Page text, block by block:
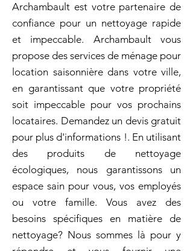
Archambault est votre partenaire de
confiance pour un nettoyage rapide
et impeccable. Archambault vous
propose des services de ménage pour
location saisonnière dans votre ville,
en garantissant que votre propriété
soit impeccable pour vos prochains
locataires. Demandez un devis gratuit
pour plus d'informations !. En utilisant
des produits de nettoyage
écologiques, nous garantissons un
espace sain pour vous, vos employés
ou votre famille. Vous avez des
besoins spécifiques en matière de
nettoyage? Nous sommes là pour y